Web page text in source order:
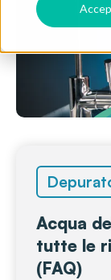
Acqua
tutte le
(FAQ)